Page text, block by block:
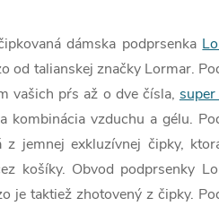
dámska podprsenka
od talianskej značky Lormar.
vašich pŕs až o dve čísla,
kombinácia vzduchu a gélu.
z jemnej exkluzívnej čipky,
košíky. Obvod podprsenky
je taktiež zhotovený z čipky.